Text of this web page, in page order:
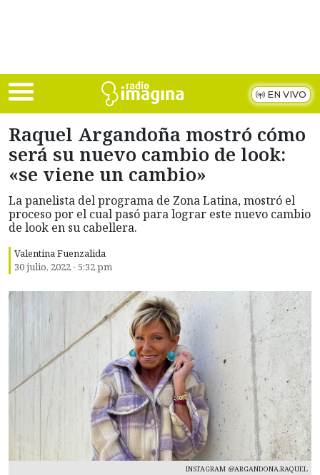
EN VIVO
Raquel Argandoña mostró cómo
será su nuevo cambio de look:
«se viene un cambio»
La panelista del programa de Zona Latina, mostró el
proceso por el cual pasó para lograr este nuevo cambio
de look en su cabellera.
Valentina Fuenzalida
30 julio, 2022 - 5:32 pm
INSTAGRAM @ARGANDONA.RAQUEL